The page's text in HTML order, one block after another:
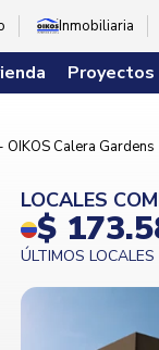
Inmobiliaria
Calera Gardens
LOCALES
$
ÚLTIMOS LOCALES